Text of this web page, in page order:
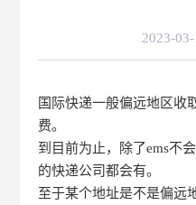
2023-
国际快递一般偏远地区收
费。
到目前为止，除了ems不
的快递公司都会有。
至于某个地址是不是偏远